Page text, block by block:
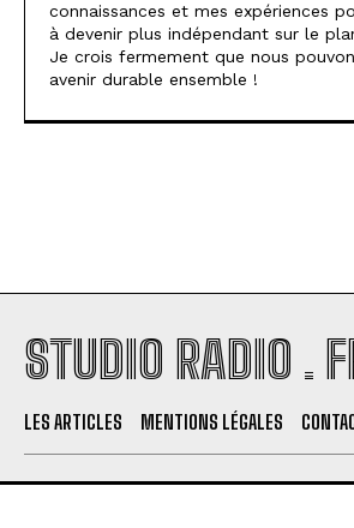
connaissances et mes expériences
à devenir plus indépendant sur le
Je crois fermement que nous
avenir durable ensemble !
STUDIO RADIO .
LES ARTICLES MENTIONS LÉGALES